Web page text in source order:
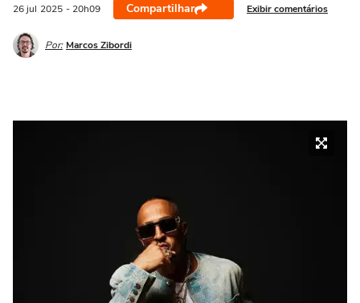
26 jul 2025 - 20h09 Compartilhar Exibir comentários
Por: Marcos Zibordi